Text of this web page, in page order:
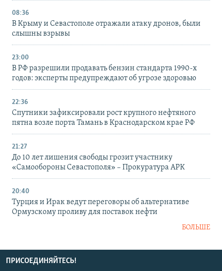
08:36
В Крыму и Севастополе отражали атаку дронов, были
слышны взрывы
23:00
В РФ разрешили продавать бензин стандарта 1990-х
годов: эксперты предупреждают об угрозе здоровью
22:36
Спутники зафиксировали рост крупного нефтяного
пятна возле порта Тамань в Краснодарском крае РФ
21:27
До 10 лет лишения свободы грозит участнику
«Самообороны Севастополя» – Прокуратура АРК
20:40
Турция и Ирак ведут переговоры об альтернативе
Ормузскому проливу для поставок нефти
БОЛЬШЕ
ПРИСОЕДИНЯЙТЕСЬ!